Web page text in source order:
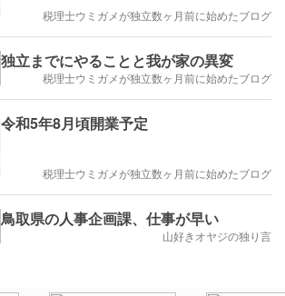
税理士ウミガメが独立数ヶ月前に始めたブログ
独立までにやることと我が家の異変
税理士ウミガメが独立数ヶ月前に始めたブログ
令和5年8月頃開業予定
税理士ウミガメが独立数ヶ月前に始めたブログ
鳥取県の人事企画課、仕事が早い
山好きオヤジの独り言